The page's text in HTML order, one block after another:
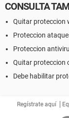
CONSULTA
Quitar proteccion
Proteccion
Proteccion
Quitar proteccion
Debe habilitar
Regístrate aquí